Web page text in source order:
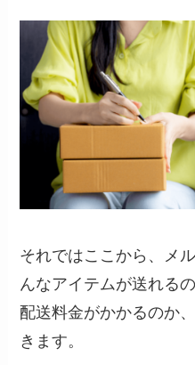
それではここから、メ
んなアイテムが送れる
配送料金がかかるのか
きます。